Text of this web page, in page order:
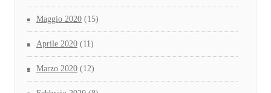
Maggio 2020 (15)
Aprile 2020 (11)
Marzo 2020 (12)